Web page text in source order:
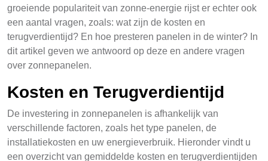
groeiende populariteit van zonne-energie rijst er echter ook
een aantal vragen, zoals: wat zijn de kosten en
terugverdientijd? En hoe presteren panelen in de winter? In
dit artikel geven we antwoord op deze en andere vragen
over zonnepanelen.
Kosten en Terugverdientijd
De investering in zonnepanelen is afhankelijk van
verschillende factoren, zoals het type panelen, de
installatiekosten en uw energieverbruik. Hieronder vindt u
een overzicht van gemiddelde kosten en terugverdientijden